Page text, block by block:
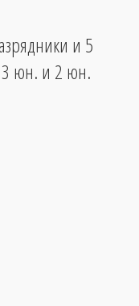
и 5
юн. и 2 юн.